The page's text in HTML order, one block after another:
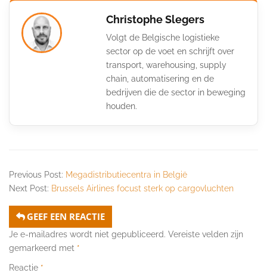
Christophe Slegers
Volgt de Belgische logistieke
sector op de voet en schrijft over
transport, warehousing, supply
chain, automatisering en de
bedrijven die de sector in beweging
houden.
Previous Post: Megadistributiecentra in België
Next Post: Brussels Airlines focust sterk op cargovluchten
GEEF EEN REACTIE
Je e-mailadres wordt niet gepubliceerd. Vereiste velden zijn
gemarkeerd met *
Reactie *